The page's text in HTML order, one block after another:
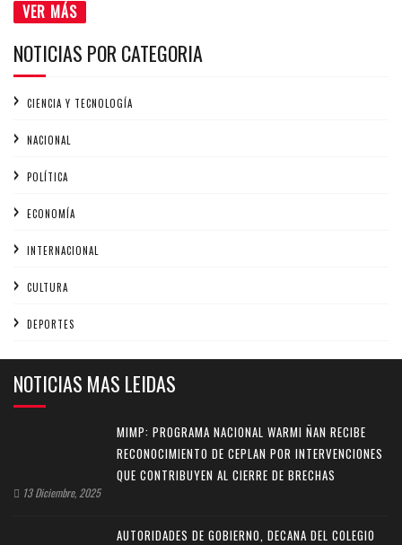
VER MÁS
NOTICIAS POR CATEGORIA
CIENCIA Y TECNOLOGÍA
NACIONAL
POLÍTICA
ECONOMÍA
INTERNACIONAL
CULTURA
DEPORTES
NOTICIAS MAS LEIDAS
MIMP: PROGRAMA NACIONAL WARMI ÑAN RECIBE
RECONOCIMIENTO DE CEPLAN POR INTERVENCIONES
QUE CONTRIBUYEN AL CIERRE DE BRECHAS
13 Diciembre, 2025
AUTORIDADES DE GOBIERNO, DECANA DEL COLEGIO